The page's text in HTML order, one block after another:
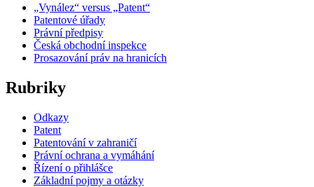
„Vynález“ versus „Patent“
Patentové úřady
Právní předpisy
Česká obchodní inspekce
Prosazování práv na hranicích
Rubriky
Odkazy
Patent
Patentování v zahraničí
Právní ochrana a vymáhání
Řízení o přihlášce
Základní pojmy a otázky